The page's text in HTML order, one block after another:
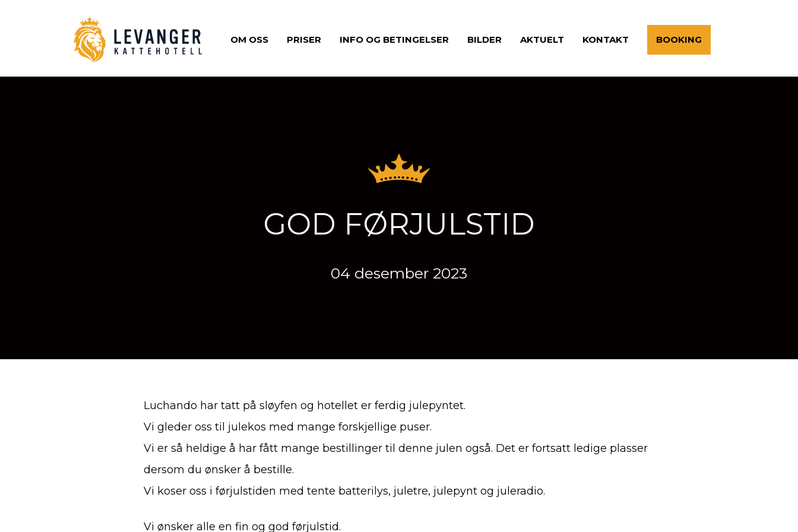
OM OSS PRISER INFO OG BETINGELSER BILDER AKTUELT KONTAKT BOOKING
GOD FØRJULSTID
04 desember 2023
Luchando har tatt på sløyfen og hotellet er ferdig julepyntet.
Vi gleder oss til julekos med mange forskjellige puser.
Vi er så heldige å har fått mange bestillinger til denne julen også. Det er fortsatt ledige plasser
dersom du ønsker å bestille.
Vi koser oss i førjulstiden med tente batterilys, juletre, julepynt og juleradio.
Vi ønsker alle en fin og god førjulstid.